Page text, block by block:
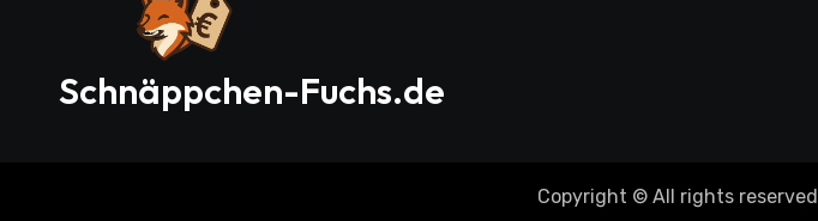
Schnäppchen-Fuchs.de
Copyright © All rights reserved